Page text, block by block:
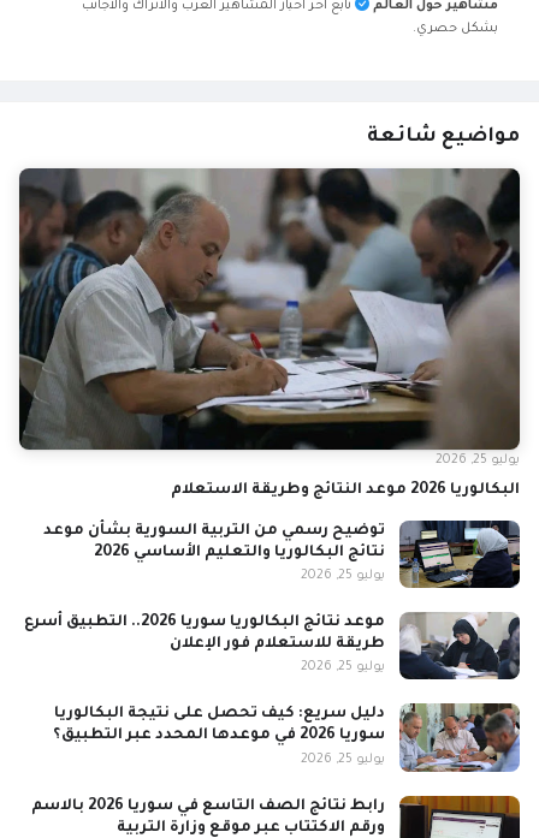
مشاهير حول العالم
تابع آخر أخبار المشاهير العرب والأتراك والأجانب
بشكل حصري.
مواضيع شائعة
البكالوريا 2026 موعد النتائج وطريقة الاستعلام
يوليو 25, 2026
توضيح رسمي من التربية السورية بشأن موعد
نتائج البكالوريا والتعليم الأساسي 2026
يوليو 25, 2026
موعد نتائج البكالوريا سوريا 2026.. التطبيق أسرع
طريقة للاستعلام فور الإعلان
يوليو 25, 2026
دليل سريع: كيف تحصل على نتيجة البكالوريا
سوريا 2026 في موعدها المحدد عبر التطبيق؟
يوليو 25, 2026
رابط نتائج الصف التاسع في سوريا 2026 بالاسم
ورقم الاكتتاب عبر موقع وزارة التربية